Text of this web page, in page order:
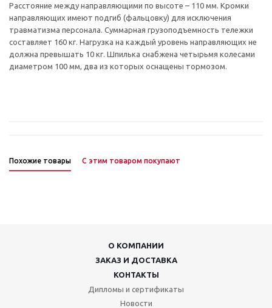
Расстояние между направляющими по высоте – 110 мм. Кромки
направляющих имеют подгиб (фальцовку) для исключения
травматизма персонала. Суммарная грузоподъемность тележки
составляет 160 кг. Нагрузка на каждый уровень направляющих не
должна превышать 10 кг. Шпилька снабжена четырьмя колесами
диаметром 100 мм, два из которых оснащены тормозом.
Похожие товары С этим товаром покупают
О КОМПАНИИ
ЗАКАЗ И ДОСТАВКА
КОНТАКТЫ
Дипломы и сертификаты
Новости